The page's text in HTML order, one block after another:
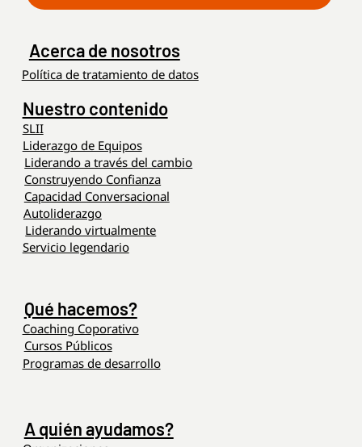
Nuestro contenido
SLII
Liderazgo de Equipos
Liderando a través del cambio
Construyendo Confianza
Capacidad Conversacional
Autoliderazgo
Liderando virtualmente
Servicio legendario
Qué hacemos?
Programas de desarrollo
Coaching Coporativo
Cursos Públicos
Acerca de nosotros
Política de tratamiento de datos
A quién ayudamos?